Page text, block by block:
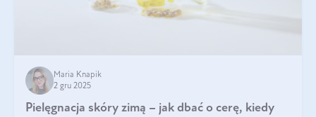
Maria Knapik
2 gru 2025
Pielęgnacja skóry zimą – jak dbać o cerę, kiedy